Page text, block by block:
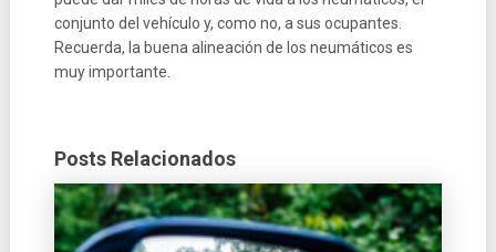
conjunto del vehículo y, como no, a sus ocupantes.
Recuerda, la buena alineación de los neumáticos es
muy importante.
Posts Relacionados